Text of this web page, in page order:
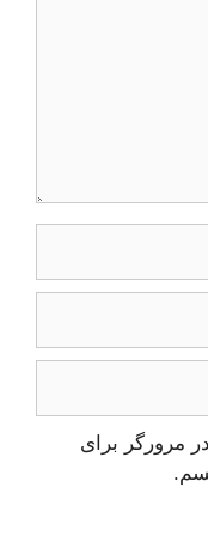
مرورگر برای